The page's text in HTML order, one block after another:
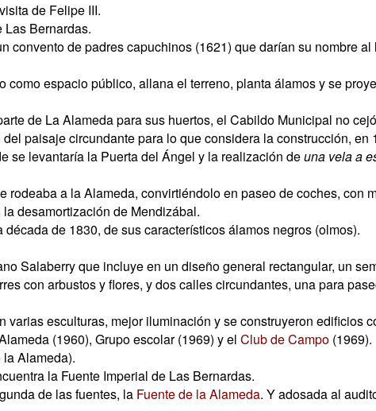
de Felipe III.
Bernardas.
convento de padres capuchinos (1621) que darían su nombre
espacio público, allana el terreno, planta álamos y se
de La Alameda para sus huertos, el Cabildo Municipal no
paisaje circundante para lo que considera la construcción, en
se levantaría la Puerta del Ángel y la realización deuna vela a
a la Alameda, convirtiéndolo en paseo de coches, con
desamortización de Mendizábal.
de 1830, de sus característicos álamos negros (olmos).
Salaberry que incluye en un diseño general rectangular, un
con arbustos y flores, y dos calles circundantes, una para
esculturas, mejor iluminación y se construyeron edificios
(1960), Grupo escolar (1969) y el Club de Campo(1969).
Alameda).
la Fuente Imperial de Las Bernardas.
de las fuentes, la Fuente de la Alameda. Y adosada al